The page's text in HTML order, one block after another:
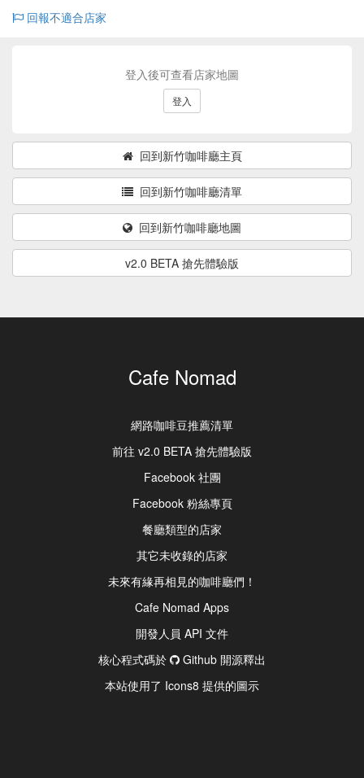
回報不適合店家
登入後可查看店家地圖
登入
回到新竹咖啡廳主頁
回到新竹咖啡廳清單
回到新竹咖啡廳地圖
v2.0 BETA 搶先體驗版
Cafe Nomad
網路咖啡豆推薦清單
前往 v2.0 BETA 搶先體驗版
Facebook 社團
Facebook 粉絲專頁
餐廳類型的店家
其它未收錄的店家
未來有緣再相見的咖啡廳們！
Cafe Nomad Apps
開發人員 API 文件
核心程式碼於
Github 開源釋出
本站使用了 Icons8 提供的圖示